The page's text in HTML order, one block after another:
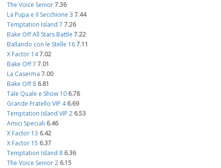
The Voice Senior7.36
La Pupa e il Secchione 3 7.44
Temptation Island 7 7.26
Bake Off All Stars Battle 7.22
Ballando con le Stelle 167.11
X Factor 147.02
Bake Off 7 7.01
La Caserma 7.00
Bake Off 8 6.81
Tale Quale e Show 10 6.78
Grande Fratello VIP 4 6.69
Temptation Island VIP 2 6.53
Amici Speciali 6.46
X Factor 13 6.42
X Factor 15 6.37
Temptation Island 8 6.36
The Voice Senior 2 6.15